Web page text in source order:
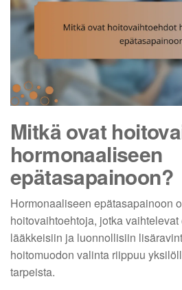
Mitkä ovat
hormonaaliseen
epätasapainoon?
Hormonaaliseen epätasapainoon
hoitovaihtoehtoja, jotka
lääkkeisiin ja luonnollisiin
hoitomuodon valinta riippuu
tarpeista.